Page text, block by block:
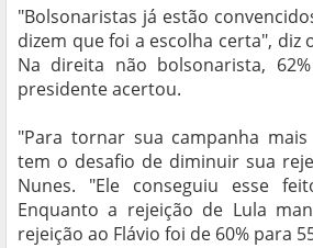
"Bolsonaristas já estão
dizem que foi a escolha certa", diz
Na direita não bolsonarista,
presidente acertou.
"Para tornar sua campanha
tem o desafio de diminuir sua
Nunes. "Ele conseguiu esse
Enquanto a rejeição de Lula
rejeição ao Flávio foi de 60% para